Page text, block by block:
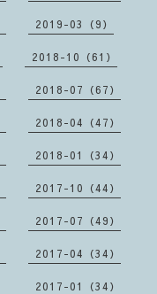
2019-03（9）
2018-10（61）
2018-07（67）
2018-04（47）
2018-01（34）
2017-10（44）
2017-07（49）
2017-04（34）
2017-01（34）